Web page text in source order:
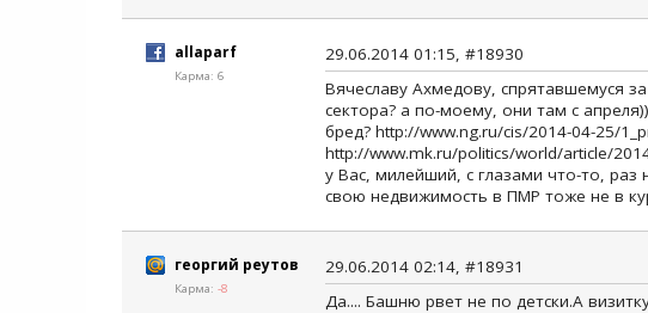
allaparf
Карма: 6
29.06.2014 01:15, #18930
Вячеславу Ахмедову, спрятавшемуся
сектора? а по-моему, они там с
бред? http://www.ng.ru/cis/2014-04-25/
http://www.mk.ru/politics/world/article/
у Вас, милейший, с глазами что-то,
свою недвижимость в ПМР тоже не в
георгий реутов
Карма: -8
29.06.2014 02:14, #18931
Да.... Башню рвет не по детски.А